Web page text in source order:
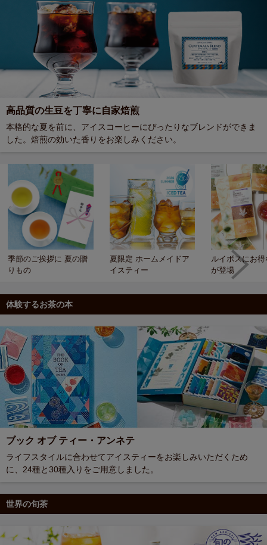
高品質の生豆を丁寧に自家焙煎
本格的な夏を前に、アイスコーヒーにぴったりなブレンドができま
した。焙煎の効いた香りをお楽しみください。
季節のご挨拶に 夏の贈
りもの
夏限定 ホームメイドア
イスティー
ルイボスにお
が登場
体験するお茶の本
ブック オブ ティー・アンネテ
ライフスタイルに合わせてアイスティーをお楽しみいただくため
に、24種と30種入りをご用意しました。
世界の旬茶